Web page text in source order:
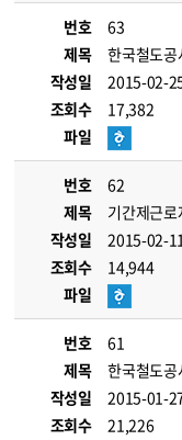
번호
63
제목
한국철도
작성일
2015-02-
조회수
17,382
파일
번호
62
제목
기간제근
작성일
2015-02-
조회수
14,944
파일
번호
61
제목
한국철도공
작성일
2015-01-
조회수
21,226